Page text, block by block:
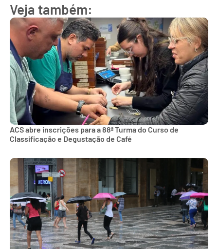
Veja também:
ACS abre inscrições para a 88ª Turma do Curso de
Classificação e Degustação de Café